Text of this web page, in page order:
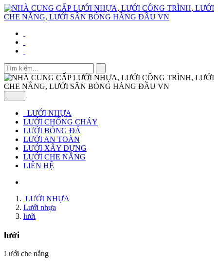
LƯỚI NHỰA
LƯỚI CHỐNG CHÁY
LƯỚI BÓNG ĐÁ
LƯỚI AN TOÀN
LƯỚI XÂY DỰNG
LƯỚI CHE NẮNG
LIÊN HỆ
LƯỚI NHỰA
Lưới nhựa
lưới
lưới
Lưới che nắng